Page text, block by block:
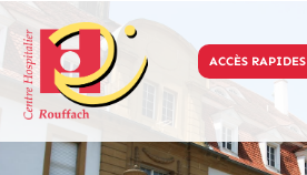
ACCÈS RAPIDES